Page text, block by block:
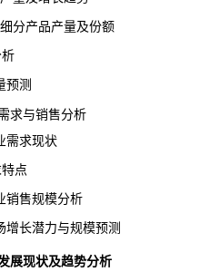
产品产量及份额
测
求与销售分析
求现状
点
售规模分析
长潜力与规模预测
展现状及趋势分析